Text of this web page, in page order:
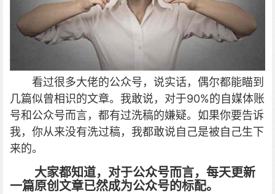
看过很多大佬的公众号，说实话，偶尔都能瞄到
几篇似曾相识的文章。我敢说，对于90%的自媒体账
号和公众号而言，都有过洗稿的嫌疑。如果你要告诉
我，你从来没有洗过稿，我都敢说自己是被自己生下
来的。
大家都知道，对于公众号而言，每天更新
一篇原创文章已然成为公众号的标配。